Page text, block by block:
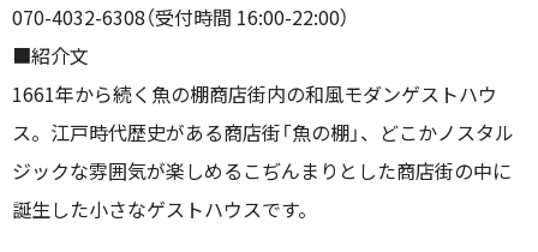
070-4032-6308（受付時間 16:00-22:00）
■紹介文
1661年から続く魚の棚商店街内の和風モダンゲストハウ
ス。江戸時代歴史がある商店街「魚の棚」、どこかノスタル
ジックな雰囲気が楽しめるこぢんまりとした商店街の中に
誕生した小さなゲストハウスです。